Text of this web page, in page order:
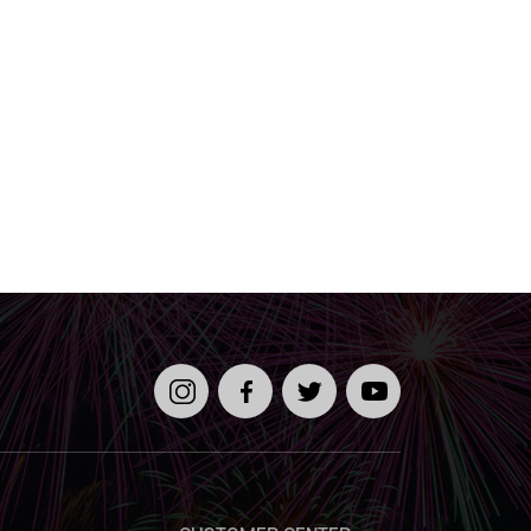
인스타
그램
페이스
북
트위터 유튜브